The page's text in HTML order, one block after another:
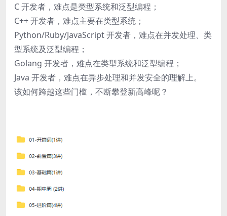
C 开发者，难点是类型系统和泛型编程；
C++ 开发者，难点主要在类型系统；
Python/Ruby/JavaScript 开发者，难点在并发处理、类
型系统及泛型编程；
Golang 开发者，难点在类型系统和泛型编程；
Java 开发者，难点在异步处理和并发安全的理解上。
该如何跨越这些门槛，不断攀登新高峰呢？